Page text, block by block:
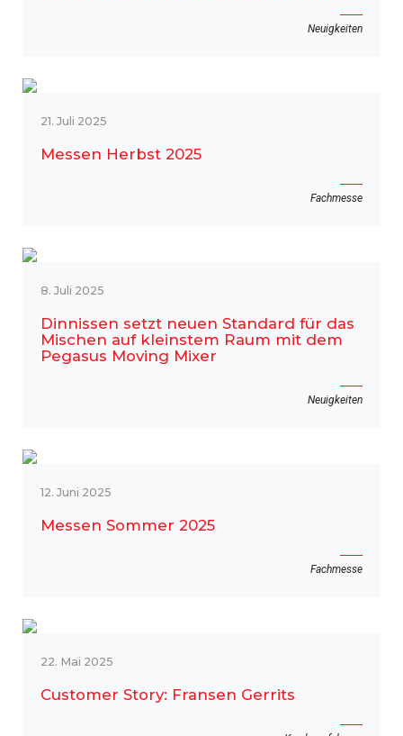
Neuigkeiten
21. Juli 2025
Messen Herbst 2025
Fachmesse
8. Juli 2025
Dinnissen setzt neuen Standard für das
Mischen auf kleinstem Raum mit dem
Pegasus Moving Mixer
Neuigkeiten
12. Juni 2025
Messen Sommer 2025
Fachmesse
22. Mai 2025
Customer Story: Fransen Gerrits